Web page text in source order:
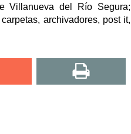
Villanueva del Río Segura;
archivadores, post it,